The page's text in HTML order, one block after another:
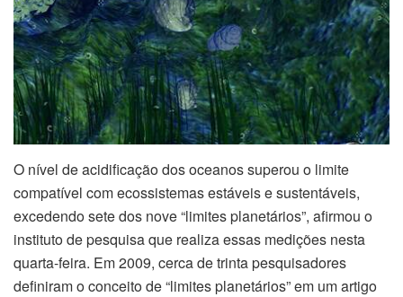
O nível de acidificação dos oceanos superou o limite
compatível com ecossistemas estáveis e sustentáveis,
excedendo sete dos nove “limites planetários”, afirmou o
instituto de pesquisa que realiza essas medições nesta
quarta-feira. Em 2009, cerca de trinta pesquisadores
definiram o conceito de “limites planetários” em um artigo